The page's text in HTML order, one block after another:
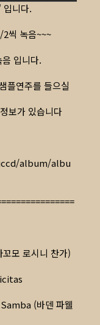
입니다.
씩 녹음~~~
입니다.
플연주를 들으실
보가 있습니다
album/albu
모 로시니 찬가)
덴 파웰